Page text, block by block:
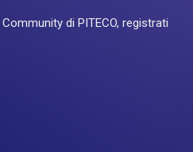
di PITECO, registrati